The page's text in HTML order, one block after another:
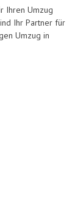
Ihren Umzug
Ihr Partner für
Umzug in